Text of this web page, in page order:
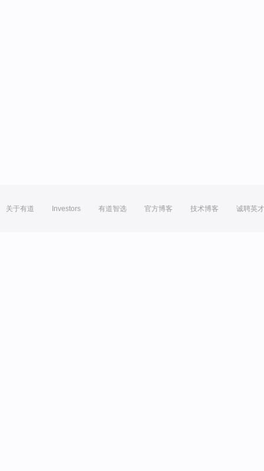
关于有道 Investors 有道智选 官方博客 技术博客 诚聘英才